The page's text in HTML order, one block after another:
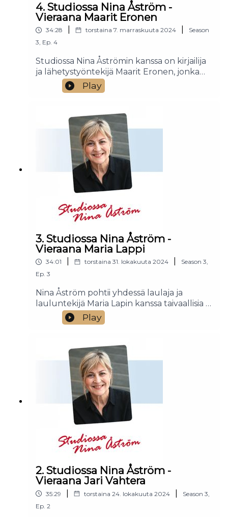
4. Studiossa Nina Åström -
Vieraana Maarit Eronen
34:28 torstaina 7. marraskuuta 2024
Season
3, Ep. 4
Studiossa Nina Åströmin kanssa on kirjailija
ja lähetystyöntekijä Maarit Eronen, jonka
kanssa keskustelunaiheena on rukous.
Miksi ylipäänsä rukoilla? Miten Jumalan
Play
3. Studiossa Nina Åström -
Vieraana Maria Lappi
34:01 torstaina 31. lokakuuta 2024 Season 3,
Ep. 3
Nina Åström pohtii yhdessä laulaja ja
lauluntekijä Maria Lapin kanssa taivaallisia ja
maallisia: Millaista siellä taivaassa oikein on?
Entä ikuisuus - mitä siitä tulisi ajatella näin
Play
2. Studiossa Nina Åström -
Vieraana Jari Vahtera
35:29 torstaina 24. lokakuuta 2024 Season 3
Ep. 2